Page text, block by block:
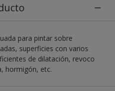
para pintar sobre
superficies con varios
de dilatación, revoco
hormigón, etc.